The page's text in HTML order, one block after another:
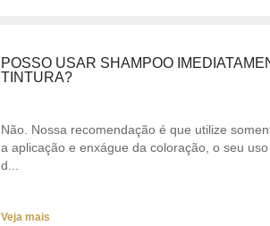
POSSO USAR SHAMPOO
TINTURA?
Não. Nossa recomendação é que utilize
a aplicação e enxágue da coloração, o seu
d...
Veja mais